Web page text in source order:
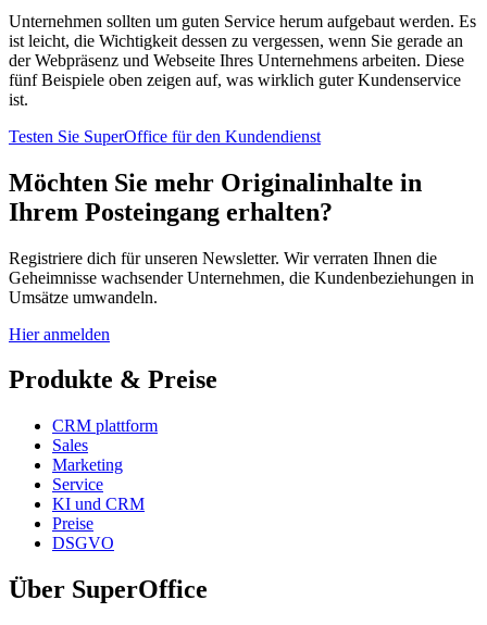
Unternehmen sollten um guten Service herum aufgebaut werden. Es
ist leicht, die Wichtigkeit dessen zu vergessen, wenn Sie gerade an
der Webpräsenz und Webseite Ihres Unternehmens arbeiten. Diese
fünf Beispiele oben zeigen auf, was wirklich guter Kundenservice
ist.
Testen Sie SuperOffice für den Kundendienst
Möchten Sie mehr Originalinhalte in
Ihrem Posteingang erhalten?
Registriere dich für unseren Newsletter. Wir verraten Ihnen die
Geheimnisse wachsender Unternehmen, die Kundenbeziehungen in
Umsätze umwandeln.
Hier anmelden
Produkte & Preise
CRM plattform
Sales
Marketing
Service
KI und CRM
Preise
DSGVO
Über SuperOffice